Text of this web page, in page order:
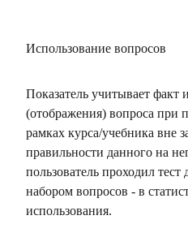
Использование вопросов
Показатель учитывает факт
(отображения) вопроса при
рамках курса/учебника вне
правильности данного на
пользователь проходил
набором вопросов - в
использования.